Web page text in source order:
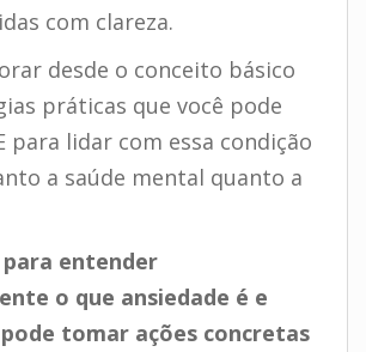
com clareza.
desde o conceito básico
práticas que você pode
para lidar com essa condição
a saúde mental quanto a
entender
o que ansiedade é e
tomar ações concretas